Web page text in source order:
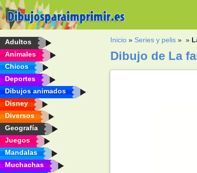
Adultos
Animales
Chicos
Deportes
Dibujos animados
Disney
Diversos
Geografía
Juegos
Mandalas
Muchachas
Inicio » Series y pelis » »
Dibujo de La